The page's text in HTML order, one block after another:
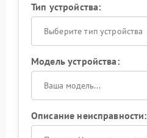
Тип устройства:
Выберите тип устройства
Модель устройства:
Описание неисправности: